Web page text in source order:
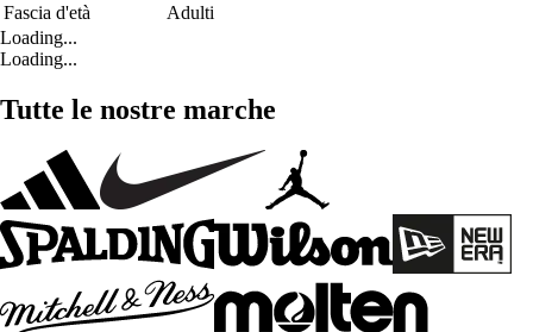
Fascia d'età
Adulti
Loading...
Loading...
Tutte le nostre marche